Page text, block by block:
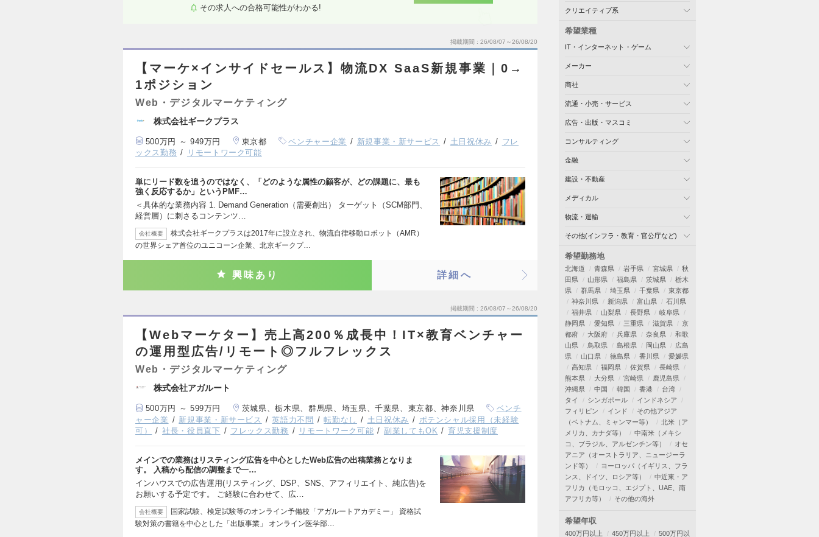
その求人への合格可能性がわかる!
掲載期間 26/08/07～26/08/20
【マーケ×インサイドセールス】物流DX SaaS新規事業｜0→
1ポジション
Web・デジタルマーケティング
株式会社ギークプラス
500万円 ～ 949万円 東京都 ベンチャー企業 新規事業・新サービス 土日祝休み
フレ
ックス勤務
リモートワーク可能
単にリード数を追うのではなく、「どのような属性の顧客が、どの課題に、最も
強く反応するか」というPMF…
＜具体的な業務内容 1. Demand Generation（需要創出） ターゲット（SCM部門、
経営層）に刺さるコンテンツ…
会社概要
株式会社ギークプラスは2017年に設立され、物流自律移動ロボット（AMR）
の世界シェア首位のユニコーン企業、北京ギークプ…
興味あり 詳細へ
掲載期間 26/08/07～26/08/20
【Webマーケター】売上高200％成長中！IT×教育ベンチャー
の運用型広告/リモート◎フルフレックス
Web・デジタルマーケティング
株式会社アガルート
500万円 ～ 599万円 茨城県、栃木県、群馬県、埼玉県、千葉県、東京都、神奈川県
ベンチ
ャー企業
新規事業・新サービス 英語力不問 転勤なし 土日祝休み
ポテンシャル採用（未経験
可）
社長・役員直下 フレックス勤務 リモートワーク可能 副業してもOK 育児支援制度
メインでの業務はリスティング広告を中心としたWeb広告の出稿業務となりま
す。 入稿から配信の調整まで一…
インハウスでの広告運用(リスティング、DSP、SNS、アフィリエイト、純広告)を
お願いする予定です。 ご経験に合わせて、広…
会社概要
国家試験、検定試験等のオンライン予備校「アガルートアカデミー」 資格試
験対策の書籍を中心とした「出版事業」 オンライン医学部…
クリエイティブ系
希望業種
IT・インターネット・ゲーム
メーカー
商社
流通・小売・サービス
広告・出版・マスコミ
コンサルティング
金融
建設・不動産
メディカル
物流・運輸
その他(インフラ・教育・官公庁など)
希望勤務地
北海道 青森県 岩手県 宮城県
秋
田県
山形県 福島県 茨城県
栃木
県
群馬県 埼玉県 千葉県
東京都
神奈川県
新潟県 富山県
石川県
福井県
山梨県 長野県
岐阜県
静岡県
愛知県 三重県 滋賀県
京
都府
大阪府 兵庫県 奈良県
和歌
山県
鳥取県 島根県 岡山県
広島
県
山口県 徳島県 香川県
愛媛県
高知県
福岡県 佐賀県
長崎県
熊本県
大分県 宮崎県
鹿児島県
沖縄県
中国 韓国 香港
台湾
タイ
シンガポール
インドネシア
フィリピン
インド
その他アジア
（ベトナム、ミャンマー等）
北米（ア
メリカ、カナダ等）
中南米（メキシ
コ、ブラジル、アルゼンチン等）
オセ
アニア（オーストラリア、ニュージーラ
ンド等）
ヨーロッパ（イギリス、フラ
ンス、ドイツ、ロシア等）
中近東・ア
フリカ（モロッコ、エジプト、UAE、南
アフリカ等）
その他の海外
希望年収
400万円以上 450万円以上
500万円以